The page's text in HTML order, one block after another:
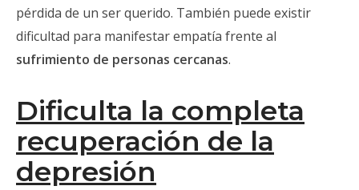
pérdida de un ser querido. También puede existir
dificultad para manifestar empatía frente al
sufrimiento de personas cercanas.
Dificulta la completa
recuperación de la
depresión